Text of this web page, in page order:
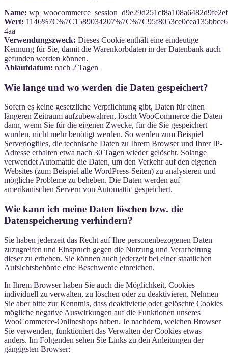
Name:
Wert:
4aa
Verwendungszweck: Dieses Cookie enthält eine eindeutige
Kennung für Sie, damit die Warenkorbdaten in der Datenbank auch
gefunden werden können.
Ablaufdatum: nach 2 Tagen
Wie lange und wo werden die Daten gespeichert?
Sofern es keine gesetzliche Verpflichtung gibt, Daten für einen
längeren Zeitraum aufzubewahren, löscht WooCommerce die Daten
dann, wenn Sie für die eigenen Zwecke, für die Sie gespeichert
wurden, nicht mehr benötigt werden. So werden zum Beispiel
Serverlogfiles, die technische Daten zu Ihrem Browser und Ihrer IP-
Adresse erhalten etwa nach 30 Tagen wieder gelöscht. Solange
verwendet Automattic die Daten, um den Verkehr auf den eigenen
Websites (zum Beispiel alle WordPress-Seiten) zu analysieren und
mögliche Probleme zu beheben. Die Daten werden auf
amerikanischen Servern von Automattic gespeichert.
Wie kann ich meine Daten löschen bzw. die
Datenspeicherung verhindern?
Sie haben jederzeit das Recht auf Ihre personenbezogenen Daten
zuzugreifen und Einspruch gegen die Nutzung und Verarbeitung
dieser zu erheben. Sie können auch jederzeit bei einer staatlichen
Aufsichtsbehörde eine Beschwerde einreichen.
In Ihrem Browser haben Sie auch die Möglichkeit, Cookies
individuell zu verwalten, zu löschen oder zu deaktivieren. Nehmen
Sie aber bitte zur Kenntnis, dass deaktivierte oder gelöschte Cookies
mögliche negative Auswirkungen auf die Funktionen unseres
WooCommerce-Onlineshops haben. Je nachdem, welchen Browser
Sie verwenden, funktioniert das Verwalten der Cookies etwas
anders. Im Folgenden sehen Sie Links zu den Anleitungen der
gängigsten Browser: